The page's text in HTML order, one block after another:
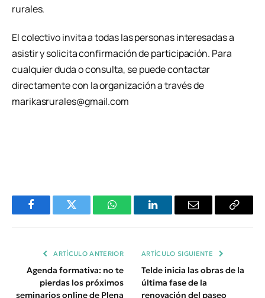
rurales.
El colectivo invita a todas las personas interesadas a
asistir y solicita confirmación de participación. Para
cualquier duda o consulta, se puede contactar
directamente con la organización a través de
marikasrurales@gmail.com
FacebookTwitter WhatsAppLinkedInEmail
Copiar
ARTÍCULO ANTERIOR
Agenda formativa: no te
pierdas los próximos
seminarios online de Plena
ARTÍCULO SIGUIENTE
Telde inicia las obras de la
última fase de la
renovación del paseo